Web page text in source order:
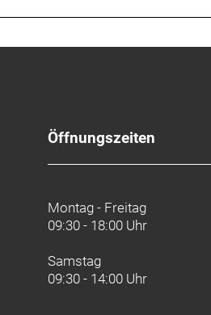
Öffnungszeiten
Montag - Freitag
09:30 - 18:00 Uhr
Samstag
09:30 - 14:00 Uhr